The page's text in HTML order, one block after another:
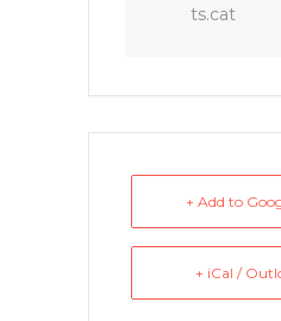
ts.cat
+ Add to
+ iCal /